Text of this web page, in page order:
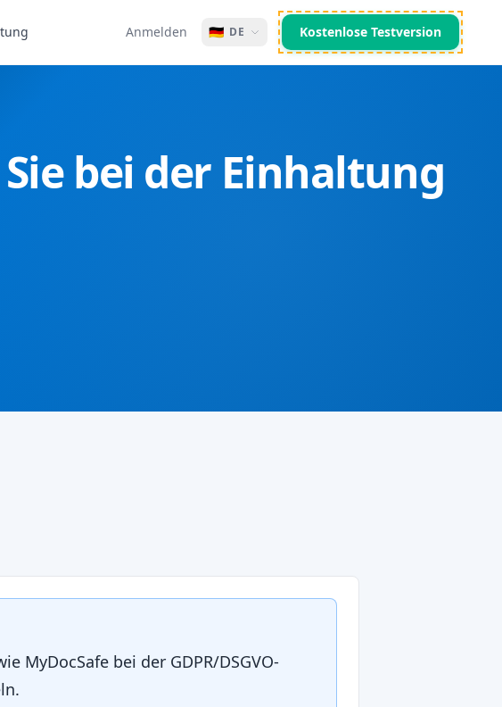
Anmelden 🇩🇪 DE Kostenlose Testversion
bei der Einhaltung
MyDocSafe bei der GDPR/DSGVO-